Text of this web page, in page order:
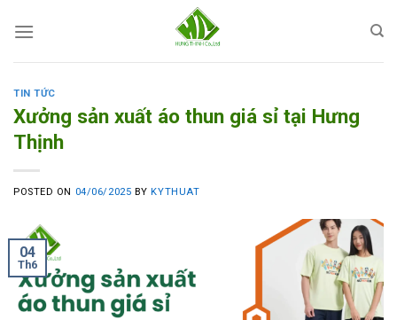
TIN TỨC
Xưởng sản xuất áo thun giá sỉ tại Hưng
Thịnh
POSTED ON 04/06/2025 BYKYTHUAT
04
Th6